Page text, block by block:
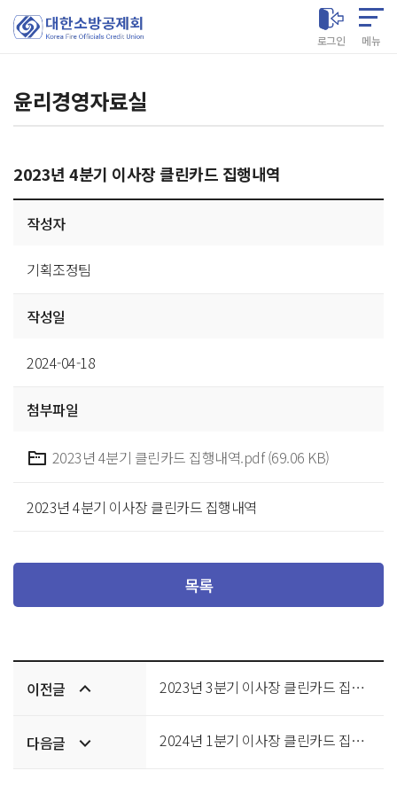
대한소방공제회
로그인 메뉴
윤리경영자료실
2023년 4분기 이사장 클린카드 집행내역
상세
작성자
기획조정팀
작성일
2024-04-18
첨부파일
2023년 4분기 클린카드 집행내역.pdf (69.06 KB)
2023년 4분기 이사장 클린카드 집행내역
목록
다음글
이전글 2023년 3분기 이사장 클린카드 집행내역
다음글 2024년 1분기 이사장 클린카드 집행내역